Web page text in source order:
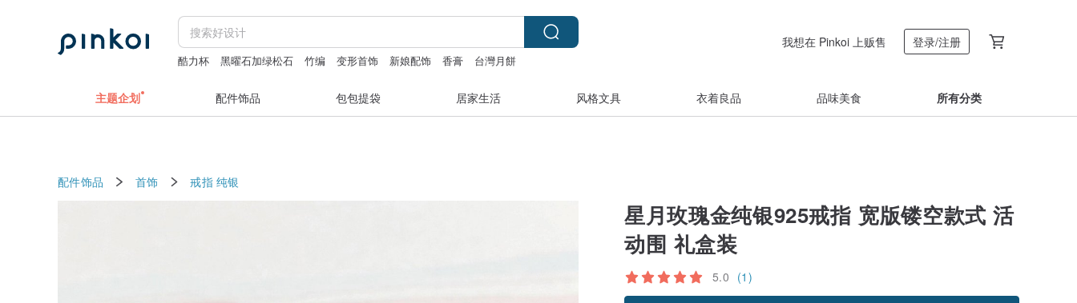
酷力杯 黑曜石加绿松石 竹编 变形首饰 新娘配饰 香膏
台灣月餅
我想在 Pinkoi 上贩售 登录/注册
主题企划 配件饰品 包包提袋 居家生活 风格文具 衣着良品 品味美食 所有分类
配件饰品 首饰 戒指 纯银
星月玫瑰金纯银925戒指 宽版镂空款式 活
动围 礼盒装
5.0 (1)